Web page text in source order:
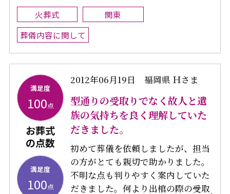
火葬式
関東
葬儀内容に関して
満足度
100点
お葬式
の点数
満足度
100点
2012年06月19日 福岡県 Ｈさま
型通りの受取りでなく故人と遺
族の気持ちを良く理解していた
だきました。
初めて葬儀を依頼しましたが、担当
の方がとても親切で助かりました。
不明な点も判りやすく案内していた
だきました。何より出棺の際の受取